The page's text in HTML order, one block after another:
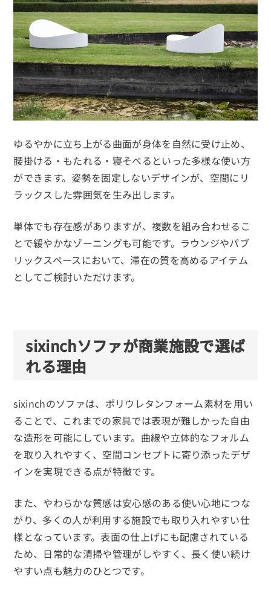
ゆるやかに立ち上がる曲面が身体を自然に受け止め、
腰掛ける・もたれる・寝そべるといった多様な使い方
ができます。姿勢を固定しないデザインが、空間にリ
ラックスした雰囲気を生み出します。
単体でも存在感がありますが、複数を組み合わせるこ
とで緩やかなゾーニングも可能です。ラウンジやパブ
リックスペースにおいて、滞在の質を高めるアイテム
としてご検討いただけます。
sixinchソファが商業施設で選ば
れる理由
sixinchのソファは、ポリウレタンフォーム素材を用い
ることで、これまでの家具では表現が難しかった自由
な造形を可能にしています。曲線や立体的なフォルム
を取り入れやすく、空間コンセプトに寄り添ったデザ
インを実現できる点が特徴です。
また、やわらかな質感は安心感のある使い心地につな
がり、多くの人が利用する施設でも取り入れやすい仕
様となっています。表面の仕上げにも配慮されている
ため、日常的な清掃や管理がしやすく、長く使い続け
やすい点も魅力のひとつです。